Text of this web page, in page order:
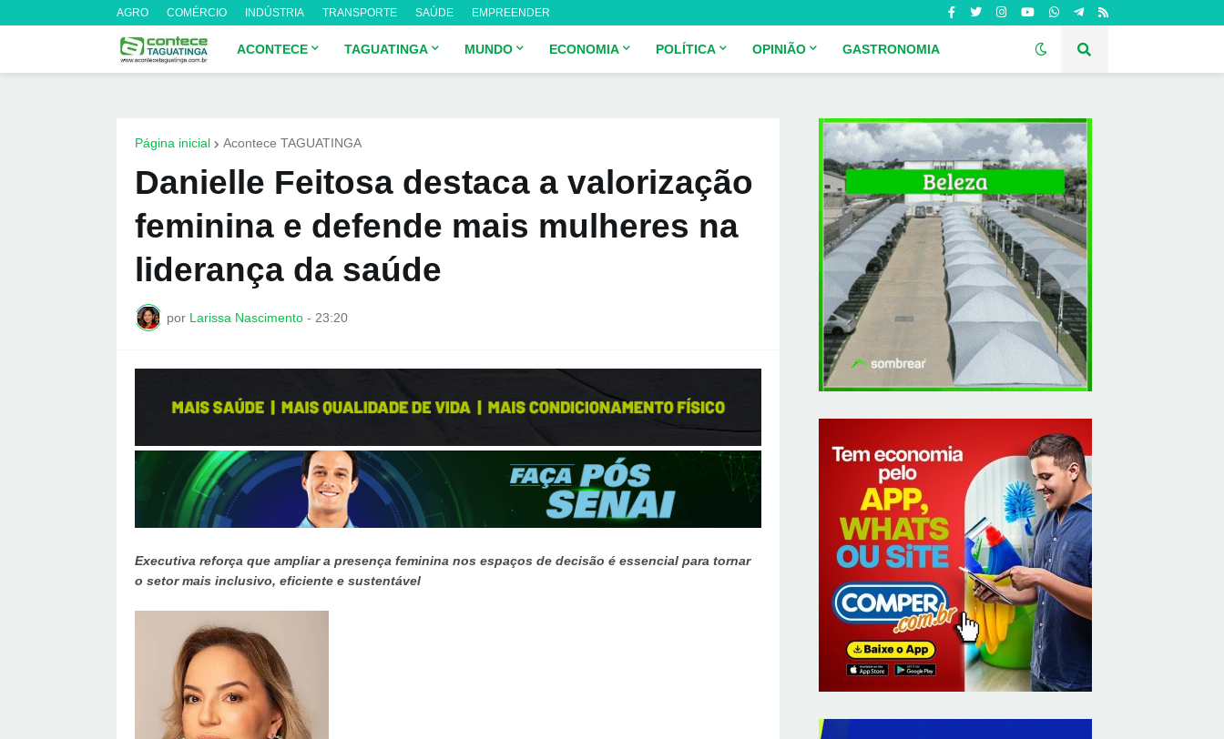
AGRO COMÉRCIO INDÚSTRIA TRANSPORTE SAÚDE EMPREENDER
ACONTECE TAGUATINGA MUNDO ECONOMIA POLÍTICA OPINIÃO GASTRONOMIA
Página inicial Acontece TAGUATINGA
Danielle Feitosa destaca a valorização
feminina e defende mais mulheres na
liderança da saúde
por Larissa Nascimento - 23:20
Executiva reforça que ampliar a presença feminina nos espaços de decisão é essencial para tornar
o setor mais inclusivo, eficiente e sustentável